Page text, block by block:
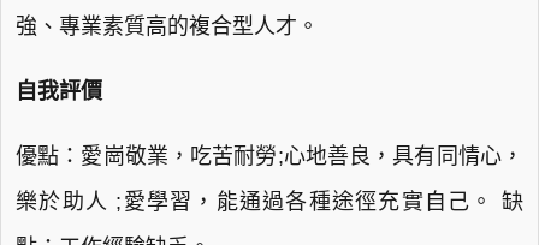
強、專業素質高的複合型人才。
自我評價
優點：愛崗敬業，吃苦耐勞;心地善良，具有同情心，
樂於助人 ;愛學習，能通過各種途徑充實自己。 缺